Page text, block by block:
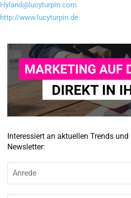
Hyland@lucyturpin.com
http://www.lucyturpin.de
Interessiert an aktuellen Trends
Newsletter: